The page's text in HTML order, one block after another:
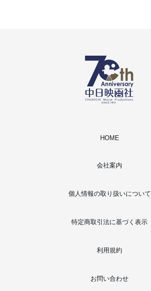
HOME
会社案内
個人情報の取り扱いについて
特定商取引法に基づく表示
利用規約
お問い合わせ